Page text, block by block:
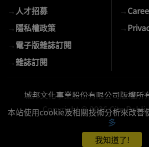
→ 人才招募
→隱私權政策
→電子版雜誌訂閱
→雜誌訂閱
→
→
城邦文化事業股份有限公司版權所
Copyright © 2026 Cite
本站使用cookie及相關技術分析來改善
多
我知道了!